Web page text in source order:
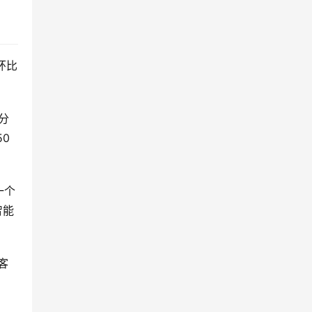
比
个
能